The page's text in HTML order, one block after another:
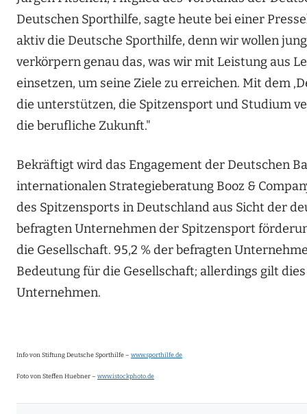
Deutschen Sporthilfe, sagte heute bei einer
aktiv die Deutsche Sporthilfe, denn wir wollen
verkörpern genau das, was wir mit Leistung aus
einsetzen, um seine Ziele zu erreichen. Mit dem
die unterstützen, die Spitzensport und Studium
die berufliche Zukunft."
Bekräftigt wird das Engagement der Deutschen
internationalen Strategieberatung Booz &
des Spitzensports in Deutschland aus Sicht der
befragten Unternehmen der Spitzensport
die Gesellschaft. 95,2 % der befragten
Bedeutung für die Gesellschaft; allerdings gilt
Unternehmen.
Info von Stiftung Deutsche Sporthilfe – www.sporthilfe.de
Foto von Steffen Huebner – www.istockphoto.de